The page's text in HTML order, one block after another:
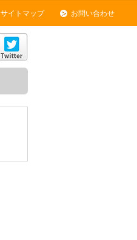
サイトマップ お問い合わせ